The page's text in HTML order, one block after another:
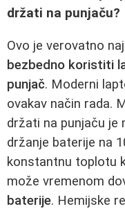
držati na punjaču?
Ovo je verovatno
bezbedno koristiti
punjač. Moderni
ovakav način rada.
držati na punjaču je
držanje baterije na
konstantnu toplotu
može vremenom
baterije. Hemijske